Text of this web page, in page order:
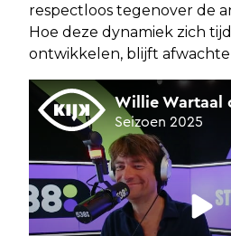
respectloos tegenover de
Hoe deze dynamiek zich
ontwikkelen, blijft